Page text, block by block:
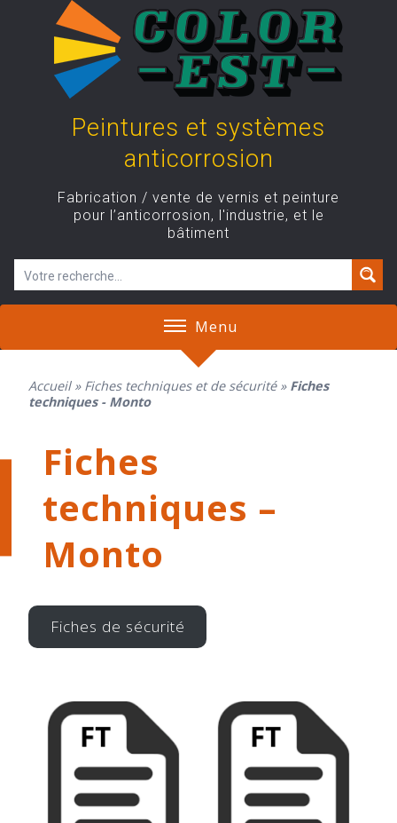
content
Peintures et systèmes
anticorrosion
Fabrication / vente de vernis et peinture
pour l’anticorrosion, l'industrie, et le
bâtiment
Menu
Accueil» Fiches techniques et de sécurité» Fiches
techniques - Monto
Fiches
techniques –
Monto
Fiches de sécurité